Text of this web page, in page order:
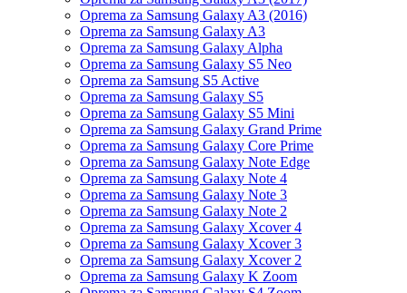
Oprema za Samsung Galaxy A3 (2016)
Oprema za Samsung Galaxy A3
Oprema za Samsung Galaxy Alpha
Oprema za Samsung Galaxy S5 Neo
Oprema za Samsung S5 Active
Oprema za Samsung Galaxy S5
Oprema za Samsung Galaxy S5 Mini
Oprema za Samsung Galaxy Grand Prime
Oprema za Samsung Galaxy Core Prime
Oprema za Samsung Galaxy Note Edge
Oprema za Samsung Galaxy Note 4
Oprema za Samsung Galaxy Note 3
Oprema za Samsung Galaxy Note 2
Oprema za Samsung Galaxy Xcover 4
Oprema za Samsung Galaxy Xcover 3
Oprema za Samsung Galaxy Xcover 2
Oprema za Samsung Galaxy K Zoom